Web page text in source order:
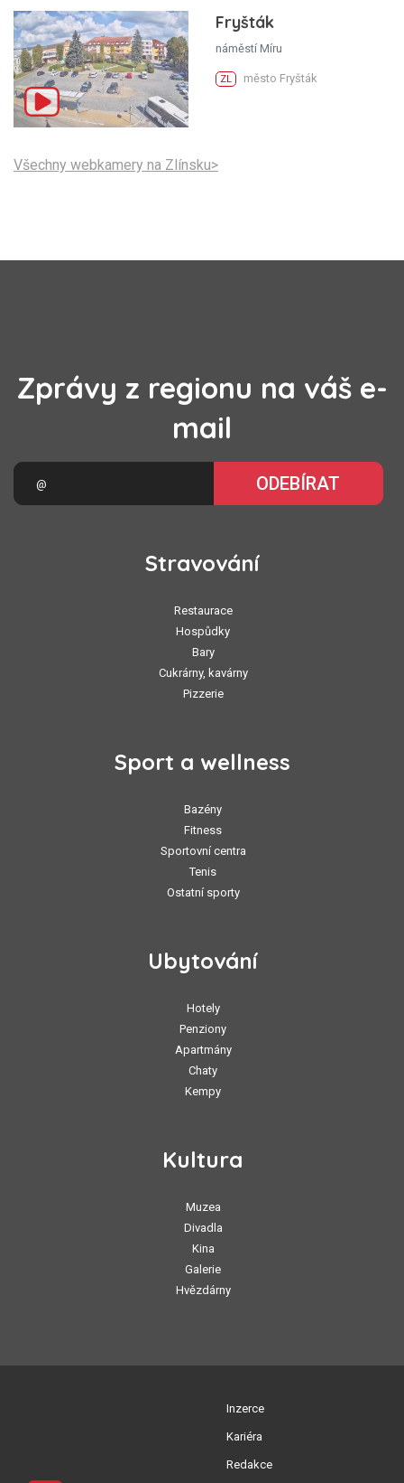
Fryšták
náměstí Míru
ZL město Fryšták
Všechny webkamery na Zlínsku>
Zprávy z regionu na váš e-
mail
ODEBÍRAT
Stravování
Restaurace
Hospůdky
Bary
Cukrárny, kavárny
Pizzerie
Sport a wellness
Bazény
Fitness
Sportovní centra
Tenis
Ostatní sporty
Ubytování
Hotely
Penziony
Apartmány
Chaty
Kempy
Kultura
Muzea
Divadla
Kina
Galerie
Hvězdárny
Inzerce
Kariéra
Redakce